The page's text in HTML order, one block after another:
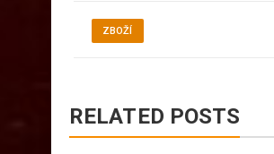
ZBOŽÍ
RELATED POSTS